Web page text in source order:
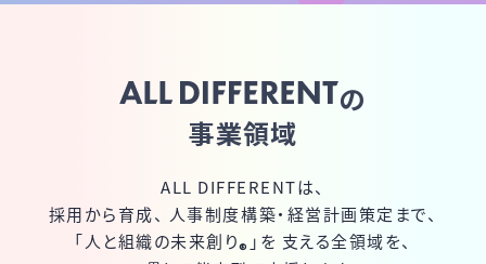
の
事業領域
ALL DIFFERENTは、
採用から育成、 人事制度構築・経営計画策定まで、
「人と組織の未来創り® 」を 支える全領域を、